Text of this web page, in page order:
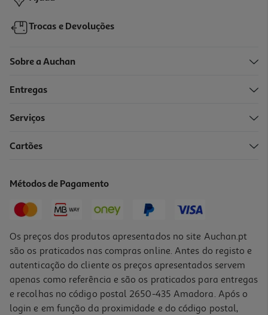
Trocas e Devoluções
Sobre a Auchan
Entregas
Serviços
Cartões
Métodos de Pagamento
Os preços dos produtos apresentados no site Auchan.pt
são os praticados nas compras online. Antes do registo e
autenticação do cliente os preços apresentados servem
apenas como referência e são os praticados para entregas
e recolhas no código postal 2650-435 Amadora. Após o
login e em função da proximidade e do código postal,